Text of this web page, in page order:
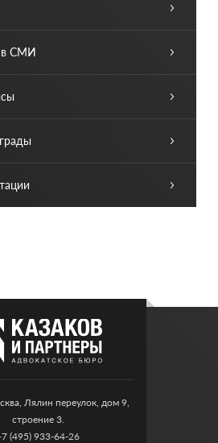
в СМИ
Лялин переулок, дом 9,
строение 3.
(495) 933-64-26